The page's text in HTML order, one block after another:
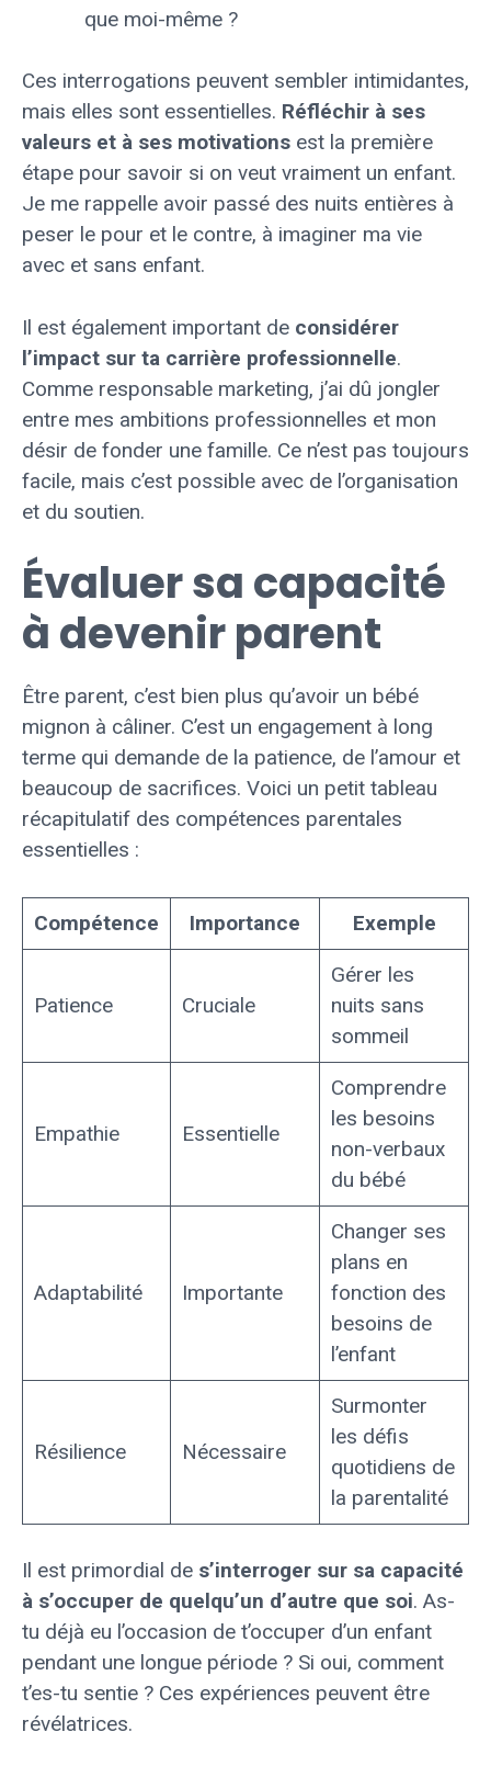
que moi-même ?
Ces interrogations peuvent sembler intimidantes,
mais elles sont essentielles. Réfléchir à ses
valeurs et à ses motivations est la première
étape pour savoir si on veut vraiment un enfant.
Je me rappelle avoir passé des nuits entières à
peser le pour et le contre, à imaginer ma vie
avec et sans enfant.
Il est également important de considérer
l’impact sur ta carrière professionnelle.
Comme responsable marketing, j’ai dû jongler
entre mes ambitions professionnelles et mon
désir de fonder une famille. Ce n’est pas toujours
facile, mais c’est possible avec de l’organisation
et du soutien.
Évaluer sa capacité
à devenir parent
Être parent, c’est bien plus qu’avoir un bébé
mignon à câliner. C’est un engagement à long
terme qui demande de la patience, de l’amour et
beaucoup de sacrifices. Voici un petit tableau
récapitulatif des compétences parentales
essentielles :
Compétence Importance Exemple
Patience Cruciale
Gérer les
nuits sans
sommeil
Empathie Essentielle
Comprendre
les besoins
non-verbaux
du bébé
Adaptabilité Importante
Changer ses
plans en
fonction des
besoins de
l’enfant
Résilience Nécessaire
Surmonter
les défis
quotidiens de
la parentalité
Il est primordial de s’interroger sur sa capacité
à s’occuper de quelqu’un d’autre que soi. As-
tu déjà eu l’occasion de t’occuper d’un enfant
pendant une longue période ? Si oui, comment
t’es-tu sentie ? Ces expériences peuvent être
révélatrices.